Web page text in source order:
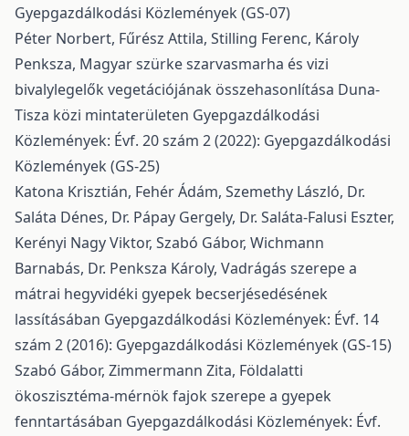
Gyepgazdálkodási Közlemények (GS-07)
Péter Norbert, Fűrész Attila, Stilling Ferenc, Károly
Penksza, Magyar szürke szarvasmarha és vizi
bivalylegelők vegetációjának összehasonlítása Duna-
Tisza közi mintaterületen Gyepgazdálkodási
Közlemények: Évf. 20 szám 2 (2022): Gyepgazdálkodási
Közlemények (GS-25)
Katona Krisztián, Fehér Ádám, Szemethy László, Dr.
Saláta Dénes, Dr. Pápay Gergely, Dr. Saláta-Falusi Eszter,
Kerényi Nagy Viktor, Szabó Gábor, Wichmann
Barnabás, Dr. Penksza Károly, Vadrágás szerepe a
mátrai hegyvidéki gyepek becserjésedésének
lassításában Gyepgazdálkodási Közlemények: Évf. 14
szám 2 (2016): Gyepgazdálkodási Közlemények (GS-15)
Szabó Gábor, Zimmermann Zita, Földalatti
ökoszisztéma-mérnök fajok szerepe a gyepek
fenntartásában Gyepgazdálkodási Közlemények: Évf.